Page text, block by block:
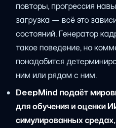
повторы, прогрессия
загрузка — всё это
состояний. Генератор
такое поведение, но
понадобится
ним или рядом с ним.
DeepMind подаёт
для обучения и оценки
симулированных средах,